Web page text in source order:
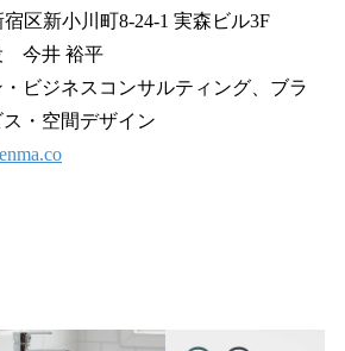
宿区新小川町8-24-1 実森ビル3F
今井 裕平
ビジネスコンサルティング、ブラ
・空間デザイン